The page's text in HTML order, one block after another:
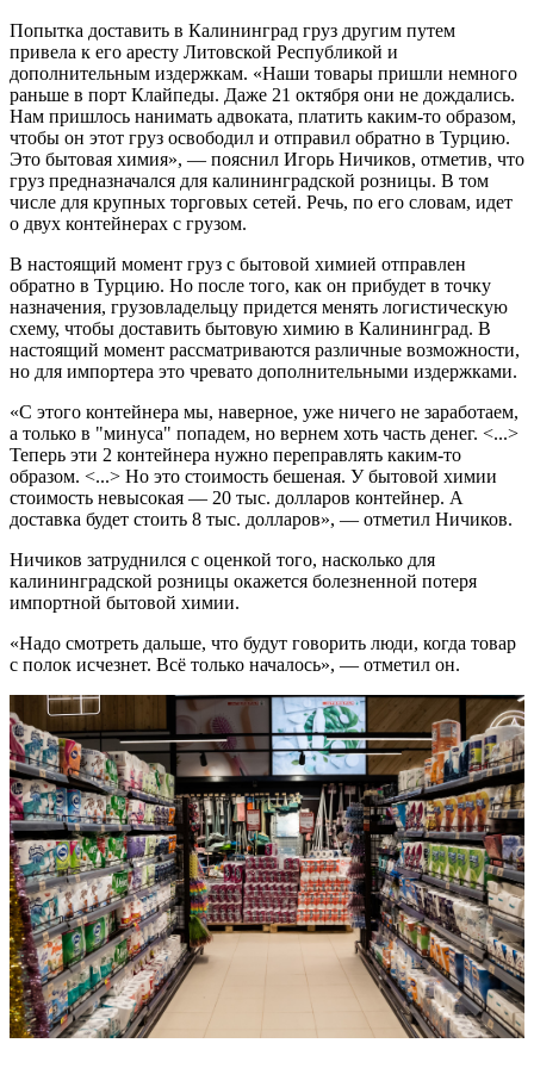
Попытка доставить в Калининград груз другим путем
привела к его аресту Литовской Республикой и
дополнительным издержкам. «Наши товары пришли немного
раньше в порт Клайпеды. Даже 21 октября они не дождались.
Нам пришлось нанимать адвоката, платить каким-то образом,
чтобы он этот груз освободил и отправил обратно в Турцию.
Это бытовая химия», — пояснил Игорь Ничиков, отметив, что
груз предназначался для калининградской розницы. В том
числе для крупных торговых сетей. Речь, по его словам, идет
о двух контейнерах с грузом.
В настоящий момент груз с бытовой химией отправлен
обратно в Турцию. Но после того, как он прибудет в точку
назначения, грузовладельцу придется менять логистическую
схему, чтобы доставить бытовую химию в Калининград. В
настоящий момент рассматриваются различные возможности,
но для импортера это чревато дополнительными издержками.
«С этого контейнера мы, наверное, уже ничего не заработаем,
а только в "минуса" попадем, но вернем хоть часть денег. <...>
Теперь эти 2 контейнера нужно переправлять каким-то
образом. <...> Но это стоимость бешеная. У бытовой химии
стоимость невысокая — 20 тыс. долларов контейнер. А
доставка будет стоить 8 тыс. долларов», — отметил Ничиков.
Ничиков затруднился с оценкой того, насколько для
калининградской розницы окажется болезненной потеря
импортной бытовой химии.
«Надо смотреть дальше, что будут говорить люди, когда товар
с полок исчезнет. Всё только началось», — отметил он.